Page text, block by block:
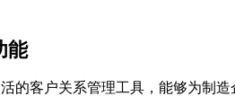
能
的客户关系管理工具，能够为制